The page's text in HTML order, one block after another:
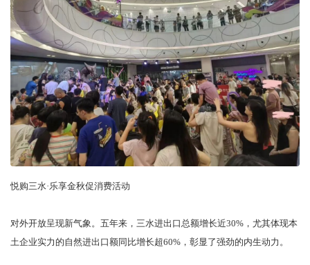
悦购三水·乐享金秋促消费活动
对外开放呈现新气象。五年来，三水进出口总额增长近30%，尤其体现本
土企业实力的自然进出口额同比增长超60%，彰显了强劲的内生动力。